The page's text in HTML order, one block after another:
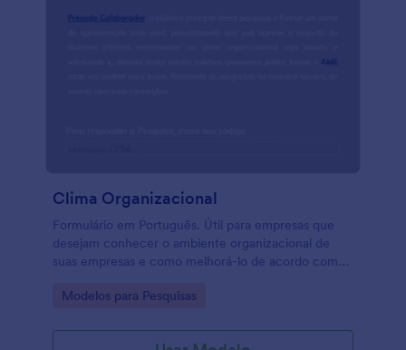
Clima Organizacional
Formulário em Português. Útil para empresas que
desejam conhecer o ambiente organizacional de
suas empresas e como melhorá-lo de acordo com
Go to Category:
Modelos para Pesquisas